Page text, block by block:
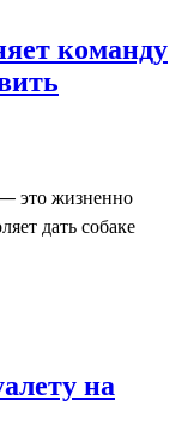
команду
это жизненно
дать собаке
на